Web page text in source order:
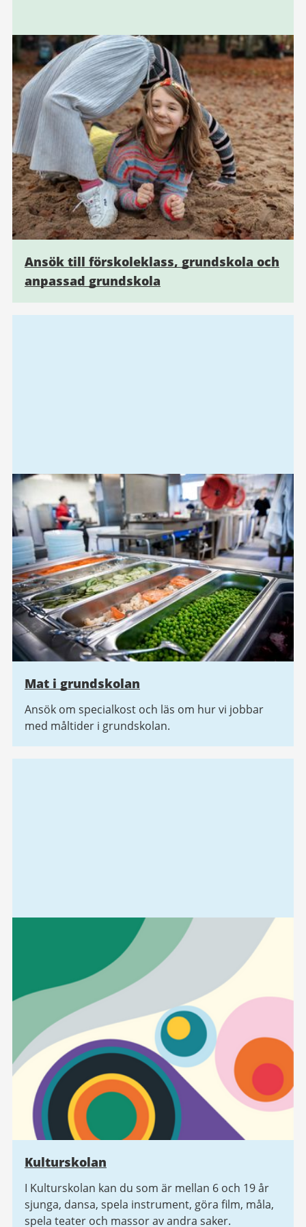
Ansök till förskoleklass, grundskola och
anpassad grundskola
Mat i grundskolan
Ansök om specialkost och läs om hur vi jobbar
med måltider i grundskolan.
Kulturskolan
I Kulturskolan kan du som är mellan 6 och 19 år
sjunga, dansa, spela instrument, göra film, måla,
spela teater och massor av andra saker.